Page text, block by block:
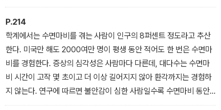
다를 바 없다.
<무의식의 또 다른 이름, 습관>
다. 그러다 어느 순간이 오면 우리가 어떻게 느끼고 있는지, 그 순간의
감정은 무엇인지, 무엇을 기대하고 두려워하는지, 그 순간이 우리에
게 무슨 ‘의미’인
지에 대한 맥락이 생겨난다. 그리고 그 맥락을 바탕으로 뇌는 초고를
쓰기 시작한다.
<일어나지도 않은 일을 기억할 수 있을까?>
P.214
학계에서는 수면마비를 겪는 사람이 인구의 8퍼센트 정도라고 추산
한다. 미국만 해도 2000여만 명이 평생 동안 적어도 한 번은 수면마
비를 경험한다. 증상의 심각성은 사람마다 다른데, 대다수는 수면마
비 시간이 고작 몇 초이고 더 이상 길어지지 않아 환각까지는 경험하
지 않는다. 연구에 따르면 불안감이 심한 사람일수록 수면마비 동안
낯선 존재가 옆에 있다고 느낄 가능성이 높다.8 수면까지 그대로 이